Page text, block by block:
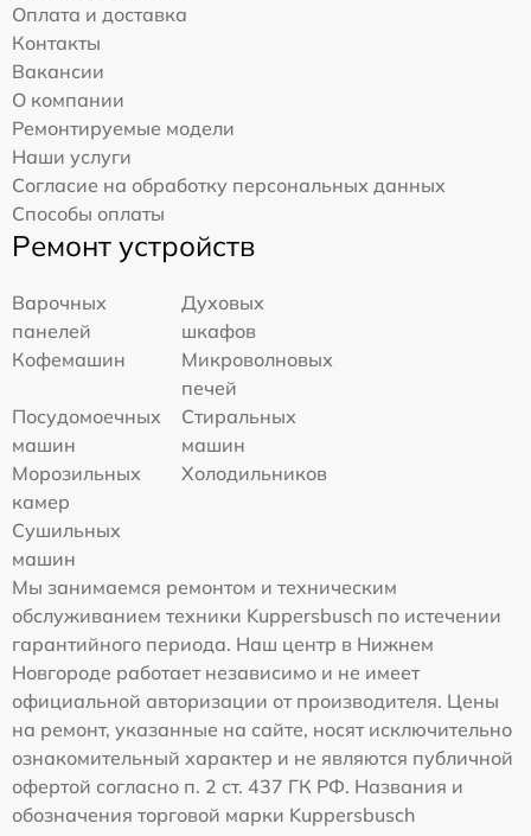
Оплата и доставка
Контакты
Вакансии
О компании
Ремонтируемые модели
Наши услуги
Согласие на обработку персональных данных
Способы оплаты
Ремонт устройств
Варочных
панелей
Духовых
шкафов
Кофемашин
Микроволновых
печей
Посудомоечных
машин
Стиральных
машин
Морозильных
камер
Холодильников
Сушильных
машин
Мы занимаемся ремонтом и техническим
обслуживанием техники Kuppersbusch по истечении
гарантийного периода. Наш центр в Нижнем
Новгороде работает независимо и не имеет
официальной авторизации от производителя. Цены
на ремонт, указанные на сайте, носят исключительно
ознакомительный характер и не являются публичной
офертой согласно п. 2 ст. 437 ГК РФ. Названия и
обозначения торговой марки Kuppersbusch